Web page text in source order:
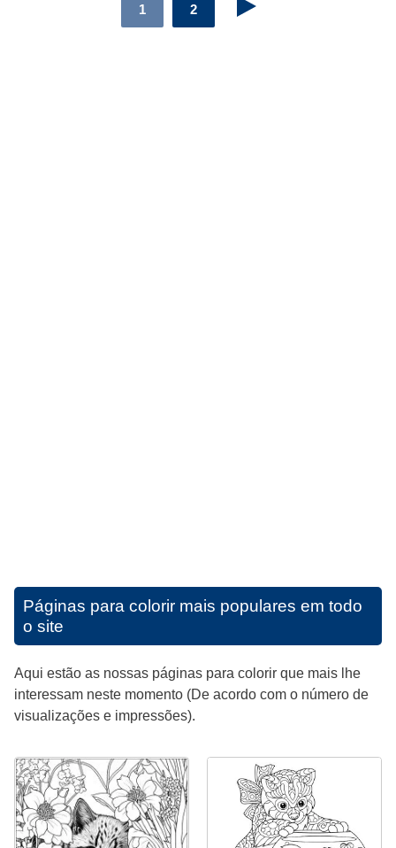
1 2
Páginas para colorir mais populares em todo
o site
Aqui estão as nossas páginas para colorir que mais lhe
interessam neste momento (De acordo com o número de
visualizações e impressões).